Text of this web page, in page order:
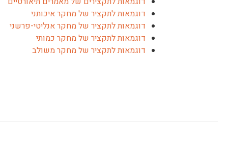
דוגמאות לתקציר של מחקר איכותני
דוגמאות לתקציר של מחקר אנליטי-פרשני
דוגמאות לתקציר של מחקר כמותי
דוגמאות לתקציר של מחקר משולב